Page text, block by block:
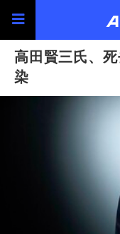
高田賢三氏、
染